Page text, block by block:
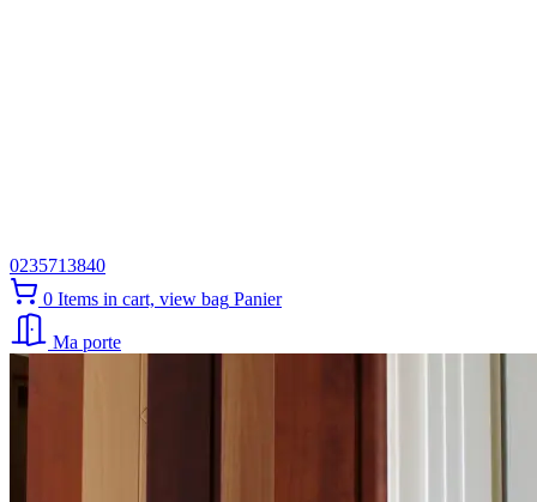
0235713840
0 Items in cart, view bag Panier
Ma porte